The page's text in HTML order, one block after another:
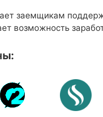
заемщикам
возможность